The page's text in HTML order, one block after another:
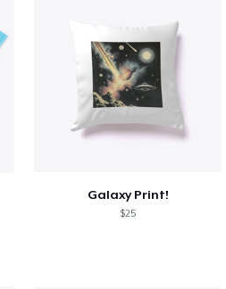
Galaxy Print!
$25